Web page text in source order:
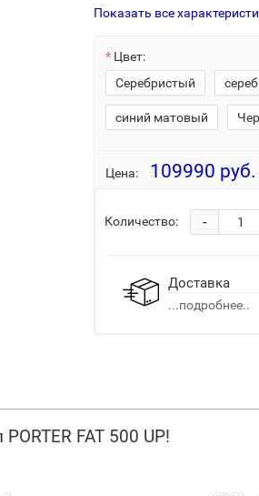
Показать все
Цвет:
Серебристый
синий матовый
Цена: 109990 руб.
Количество: -
Доставка
...подробнее..
FAT 500 UP!